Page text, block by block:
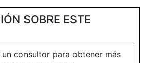
SOBRE ESTE
consultor para obtener más